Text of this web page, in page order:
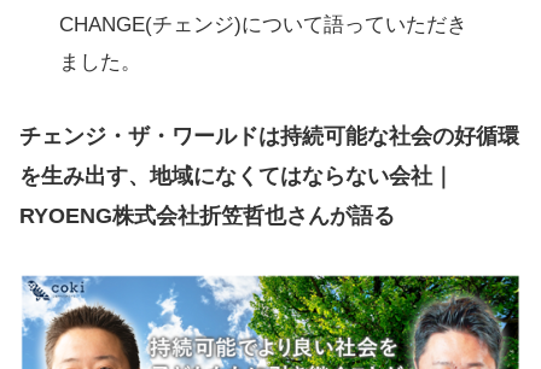
CHANGE(チェンジ)について語っていただき
ました。
チェンジ・ザ・ワールドは持続可能な社会の好循環
を生み出す、地域になくてはならない会社｜
RYOENG株式会社折笠哲也さんが語る